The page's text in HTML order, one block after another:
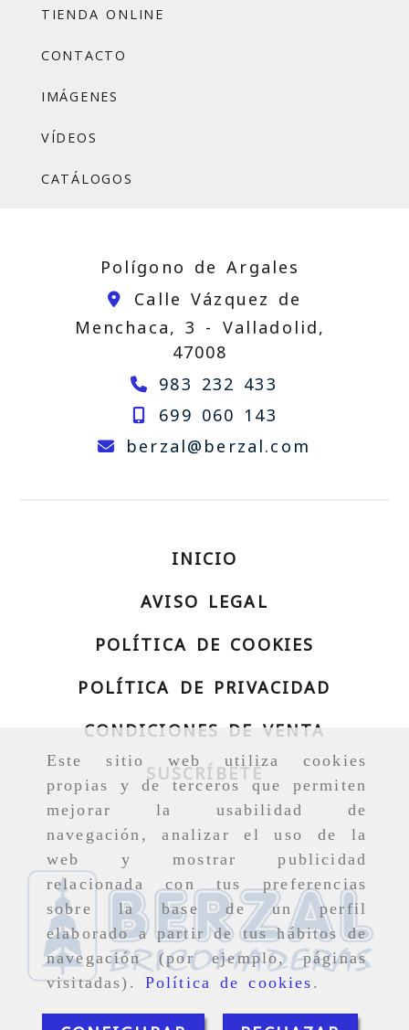
Este sitio web utiliza cookies
propias y de terceros que permiten
mejorar la usabilidad de
navegación, analizar el uso de la
web y mostrar publicidad
relacionada con tus preferencias
sobre la base de un perfil
elaborado a partir de tus hábitos de
navegación (por ejemplo, páginas
visitadas). Política de cookies .
TIENDA ONLINE
CONTACTO
IMÁGENES
VÍDEOS
CATÁLOGOS
Polígono de Argales
Calle Vázquez de
Menchaca, 3 - Valladolid,
47008
983 232 433
699 060 143
berzal
berzal.com
INICIO
AVISO LEGAL
POLÍTICA DE COOKIES
POLÍTICA DE PRIVACIDAD
CONDICIONES DE VENTA
SUSCRÍBETE